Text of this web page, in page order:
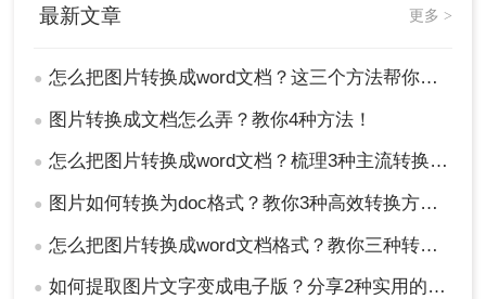
最新文章 更多 >
● 怎么把图片转换成word文档？这三个方法帮你轻松解决！
● 图片转换成文档怎么弄？教你4种方法！
● 怎么把图片转换成word文档？梳理3种主流转换方法！
● 图片如何转换为doc格式？教你3种高效转换方法！
● 怎么把图片转换成word文档格式？教你三种转换方法！
● 如何提取图片文字变成电子版？分享2种实用的方法！